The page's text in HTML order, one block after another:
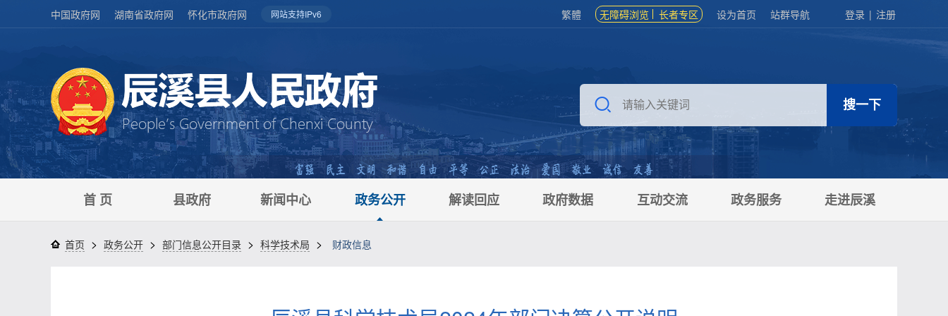
中国政府网 湖南省政府网 怀化市政府网 网站支持IPv6 繁體 无障碍浏览 长者专区 设为首页 站群导航 登录 | 注册
首 页 县政府 新闻中心 政务公开 解读回应 政府数据 互动交流 政务服务 走进辰溪
首页 > 政务公开 > 部门信息公开目录 > 科学技术局 > 财政信息